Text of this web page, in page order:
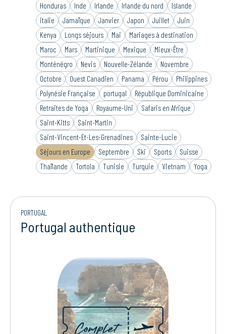
Honduras
Inde Irlande Irlande du nord
Islande
italie
Jamaïque Janvier Japon Juillet
Juin
Kenya
Longs séjours Mai
Mariages à destination
Maroc
Mars Martinique Mexique
Mieux-Être
Monténégro
Nevis Nouvelle-Zélande
Novembre
Octobre
Ouest Canadien Panama Pérou
Philippines
Polynésie Française
portugal
République Dominicaine
Retraites de Yoga
Royaume-Uni
Safaris en Afrique
Saint-Kitts
Saint-Martin
Saint-Vincent-Et-Les-Grenadines
Sainte-Lucie
Séjours en Europe
Septembre Ski Sports
Suisse
Thaïlande
Tortola Tunisie Turquie Vietnam Yoga
PORTUGAL
Portugal authentique